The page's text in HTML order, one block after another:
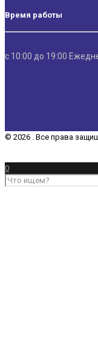
Время работы
с 10:00 до 19:00
© 2026 . Все права
0